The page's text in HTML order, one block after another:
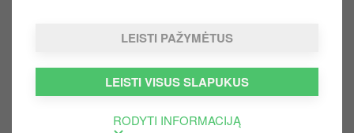
LEISTI PAŽYMĖTUS
LEISTI VISUS SLAPUKUS
RODYTI INFORMACIJĄ